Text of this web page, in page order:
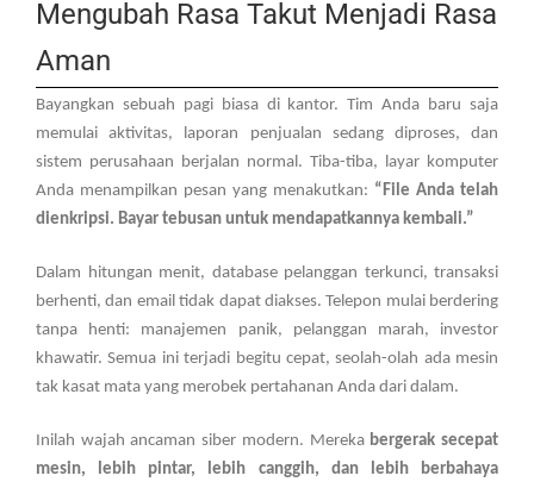
Mengubah Rasa Takut Menjadi Rasa
Aman
Bayangkan sebuah pagi biasa di kantor. Tim Anda baru saja
memulai aktivitas, laporan penjualan sedang diproses, dan
sistem perusahaan berjalan normal. Tiba-tiba, layar komputer
Anda menampilkan pesan yang menakutkan: “File Anda telah
dienkripsi. Bayar tebusan untuk mendapatkannya kembali.”
Dalam hitungan menit, database pelanggan terkunci, transaksi
berhenti, dan email tidak dapat diakses. Telepon mulai berdering
tanpa henti: manajemen panik, pelanggan marah, investor
khawatir. Semua ini terjadi begitu cepat, seolah-olah ada mesin
tak kasat mata yang merobek pertahanan Anda dari dalam.
Inilah wajah ancaman siber modern. Mereka bergerak secepat
mesin, lebih pintar, lebih canggih, dan lebih berbahaya